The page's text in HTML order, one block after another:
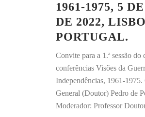
1961-1975, 5
DE 2022,
PORTUGAL.
Convite para a 1.ª sessão do
conferências Visões da
Independências, 1961-
General (Doutor) Pedro de
Moderador: Professor